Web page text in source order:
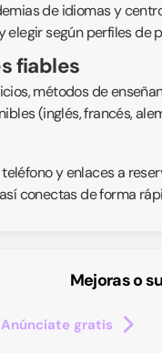
de idiomas y
según perfiles
fiables
métodos de
(inglés, francés,
y enlaces a
conectas de forma
Mejoras o
Anúnciate gratis